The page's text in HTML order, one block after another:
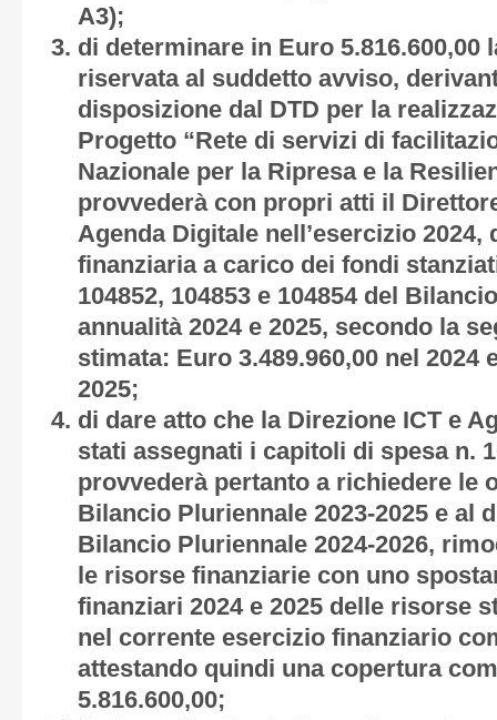
A3);
di determinare in Euro 5.816.600,00
riservata al suddetto avviso,
disposizione dal DTD per la
Progetto “Rete di servizi di
Nazionale per la Ripresa e la
provvederà con propri atti il
Agenda Digitale nell’esercizio
finanziaria a carico dei fondi
104852, 104853 e 104854 del
annualità 2024 e 2025, secondo la
stimata: Euro 3.489.960,00 nel 2024
2025;
di dare atto che la Direzione ICT e
stati assegnati i capitoli di spesa n.
provvederà pertanto a richiedere le
Bilancio Pluriennale 2023-2025 e al
Bilancio Pluriennale 2024-2026,
le risorse finanziarie con uno
finanziari 2024 e 2025 delle risorse
nel corrente esercizio finanziario
attestando quindi una copertura
5.816.600,00;